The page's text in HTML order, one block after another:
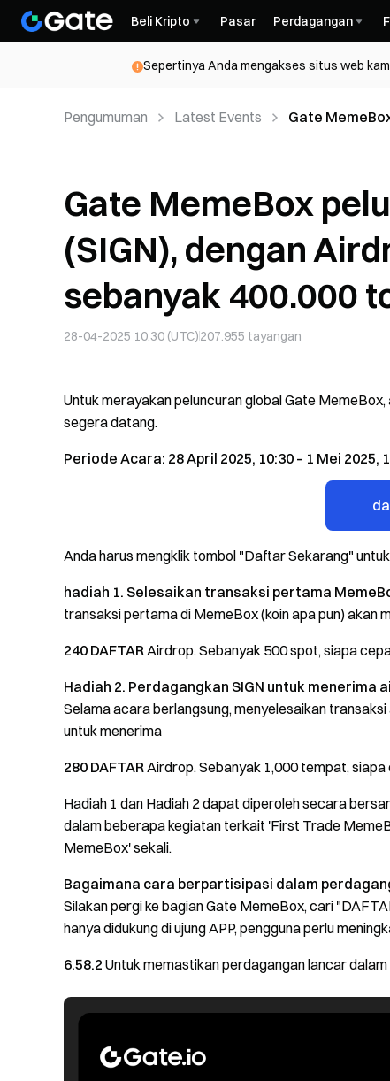
Beli Kripto Pasar Perdagangan
Sepertinya Anda mengakses situs web
Pengumuman Latest Events
Gate
Gate MemeBox
(SIGN), dengan
sebanyak 400.000
28-04-2025 10.30 (UTC)207.955 tayangan
Untuk merayakan peluncuran global Gate
segera datang.
Periode Acara: 28 April 2025, 10:30 – 1 Mei 2025,
Anda harus mengklik tombol "Daftar Sekarang"
hadiah 1. Selesaikan transaksi pertama
transaksi pertama di MemeBox (koin apa pun) akan
240 DAFTARAirdrop. Sebanyak 500 spot, siapa
Hadiah 2. Perdagangkan SIGN untuk menerima
Selama acara berlangsung, menyelesaikan
untuk menerima
280 DAFTARAirdrop. Sebanyak 1,000 tempat,
Hadiah 1 dan Hadiah 2 dapat diperoleh secara
dalam beberapa kegiatan terkait 'First Trade
MemeBox' sekali.
Bagaimana cara berpartisipasi dalam
Silakan pergi ke bagian Gate MemeBox, cari
hanya didukung di ujung APP, pengguna perlu
6.58.2 Untuk memastikan perdagangan lancar